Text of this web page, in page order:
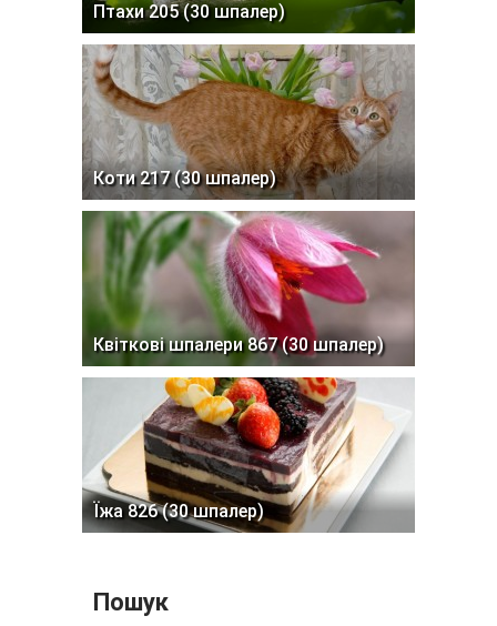
Птахи 205 (30 шпалер)
Коти 217 (30 шпалер)
Квіткові шпалери 867 (30 шпалер)
Їжа 826 (30 шпалер)
Пошук